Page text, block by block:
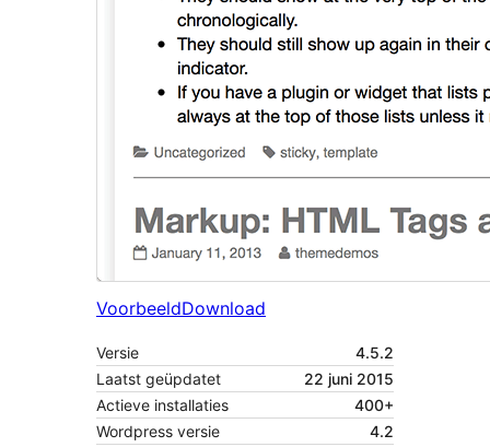
VoorbeeldDownload
Versie
4.5.2
Laatst geüpdatet
22 juni 2015
Actieve installaties
400+
Wordpress versie
4.2